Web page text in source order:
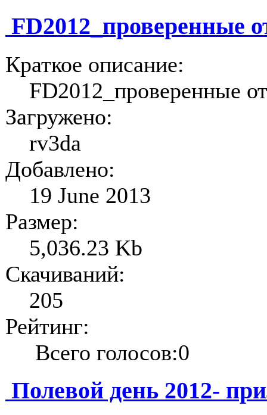
FD2012_проверенные
Краткое описание:
FD2012_проверенные
Загружено:
rv3da
Добавлено:
19 June 2013
Размер:
5,036.23 Kb
Скачиваний:
205
Рейтинг:
Всего голосов:0
Полевой день 2012-